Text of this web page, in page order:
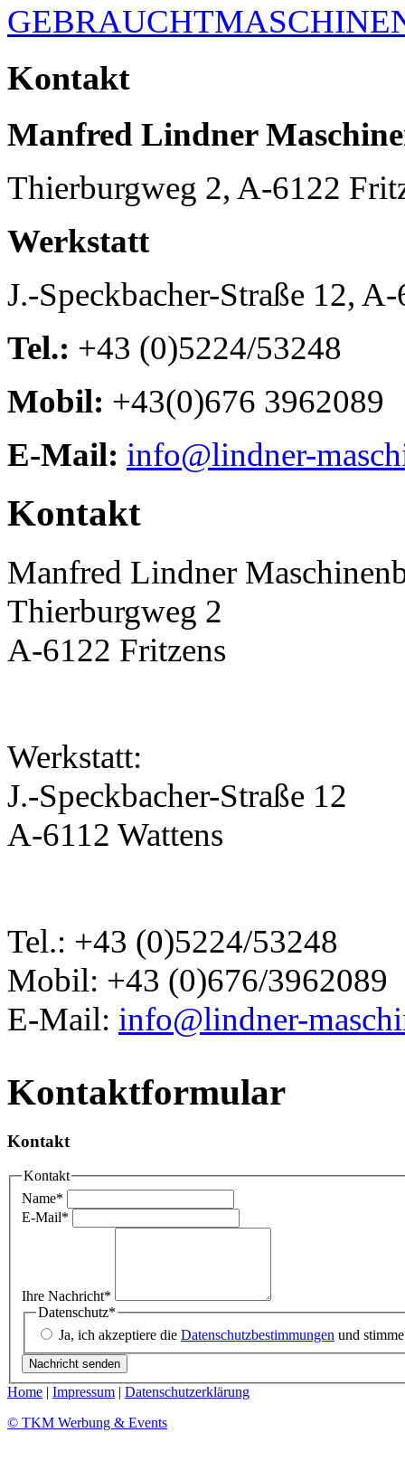
Kontakt
Manfred Lindner
Thierburgweg 2, A-6122
Werkstatt
J.-Speckbacher-Straße 12,
Tel.: +43 (0)5224/53248
Mobil: +43(0)676 3962089
E-Mail: info@lindner-
Kontakt
Manfred Lindner
Thierburgweg 2
A-6122 Fritzens
Werkstatt:
J.-Speckbacher-Straße 12
A-6112 Wattens
Tel.: +43 (0)5224/53248
Mobil: +43 (0)676/3962089
E-Mail: info@lindner-
Kontaktformular
Kontakt
Kontakt
Name*
E-Mail*
Ihre Nachricht*
Datenschutz*
Ja, ich akzeptiere die Datenschutzbestimmungen und
Home | Impressum | Datenschutzerklärung
© TKM Werbung & Events